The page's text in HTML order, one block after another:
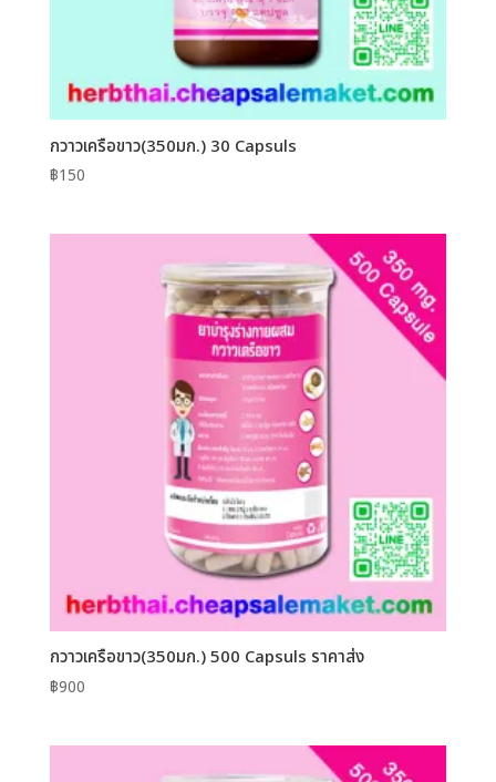
กวาวเครือขาว(350มก.) 30 Capsuls
฿150
กวาวเครือขาว(350มก.) 500 Capsuls ราคาส่ง
฿900